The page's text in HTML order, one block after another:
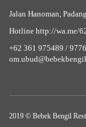
Jalan Hanoman,
Hotline http://wa.me/
+62 361 975489 /
2019 © Bebek Bengil